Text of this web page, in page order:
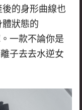
的身形曲線也
狀態的
一款不論你是
子去去水逆女